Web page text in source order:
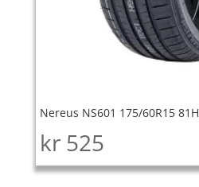
Nereus NS601 175/60R15 81H
kr 525